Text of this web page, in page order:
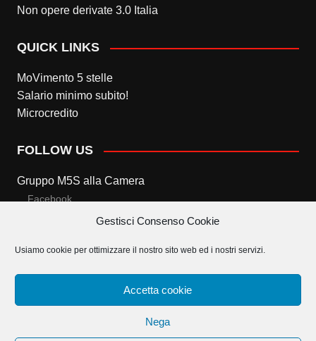
Gestisci Consenso Cookie
Usiamo cookie per ottimizzare il nostro sito web ed i nostri servizi.
Accetta cookie
Nega
Non opere derivate 3.0 Italia
QUICK LINKS
MoVimento 5 stelle
Salario minimo subito!
Microcredito
FOLLOW US
Gruppo M5S alla Camera
Facebook
Twitter